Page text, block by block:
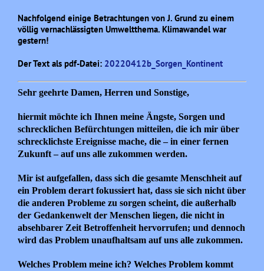
Nachfolgend einige Betrachtungen von J. Grund zu einem
völlig vernachlässigten Umweltthema. Klimawandel war
gestern!
Der Text als pdf-Datei: 20220412b_Sorgen_Kontinent
Sehr geehrte Damen, Herren und Sonstige,
hiermit möchte ich Ihnen meine Ängste, Sorgen und
schrecklichen Befürchtungen mitteilen, die ich mir über
schrecklichste Ereignisse mache, die – in einer fernen
Zukunft – auf uns alle zukommen werden.
Mir ist aufgefallen, dass sich die gesamte Menschheit auf
ein Problem derart fokussiert hat, dass sie sich nicht über
die anderen Probleme zu sorgen scheint, die außerhalb
der Gedankenwelt der Menschen liegen, die nicht in
absehbarer Zeit Betroffenheit hervorrufen; und dennoch
wird das Problem unaufhaltsam auf uns alle zukommen.
Welches Problem meine ich? Welches Problem kommt